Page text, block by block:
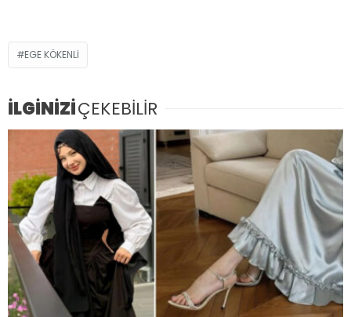
EGE KÖKENLI
İLGİNİZİÇEKEBİLİR